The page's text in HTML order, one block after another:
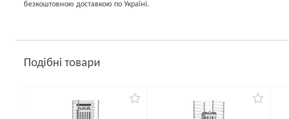
безкоштовною доставкою по Україні.
Подібні товари